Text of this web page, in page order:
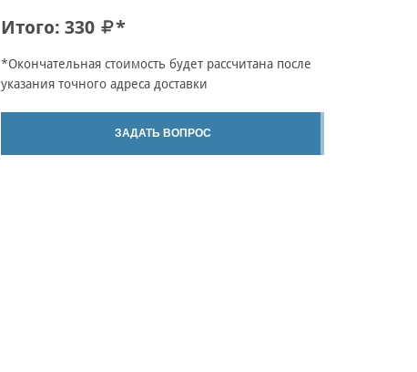
Итого: 330 *
*Окончательная стоимость будет рассчитана после
указания точного адреса доставки
ЗАДАТЬ ВОПРОС